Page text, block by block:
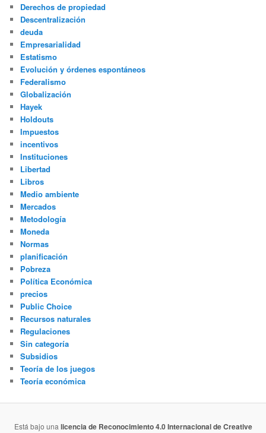
Derechos de propiedad
Descentralización
deuda
Empresarialidad
Estatismo
Evolución y órdenes espontáneos
Federalismo
Globalización
Hayek
Holdouts
Impuestos
incentivos
Instituciones
Libertad
Libros
Medio ambiente
Mercados
Metodología
Moneda
Normas
planificación
Pobreza
Política Económica
precios
Public Choice
Recursos naturales
Regulaciones
Sin categoría
Subsidios
Teoría de los juegos
Teoría económica
Está bajo una licencia de Reconocimiento 4.0 Internacional de Creative